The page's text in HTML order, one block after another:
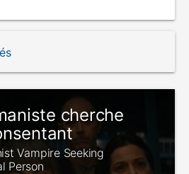
cherche
Vampire Seeking
Person